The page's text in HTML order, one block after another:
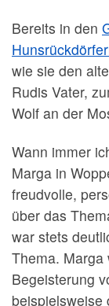
Bereits in den
wie sie den
Rudis Vater,
Wolf an der
Wann immer
Marga in
freudvolle,
über das
war stets
Thema. Marga
Begeisterung
beispielsweise